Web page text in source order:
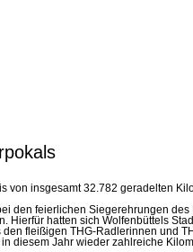
von insgesamt 32.782 geradelten
den feierlichen Siegerehrungen
Hierfür hatten sich Wolfenbüttels
fleißigen THG-Radlerinnen und
diesem Jahr wieder zahlreiche